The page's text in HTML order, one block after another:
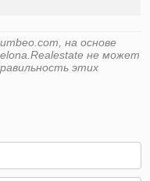
на основе
не может
этих